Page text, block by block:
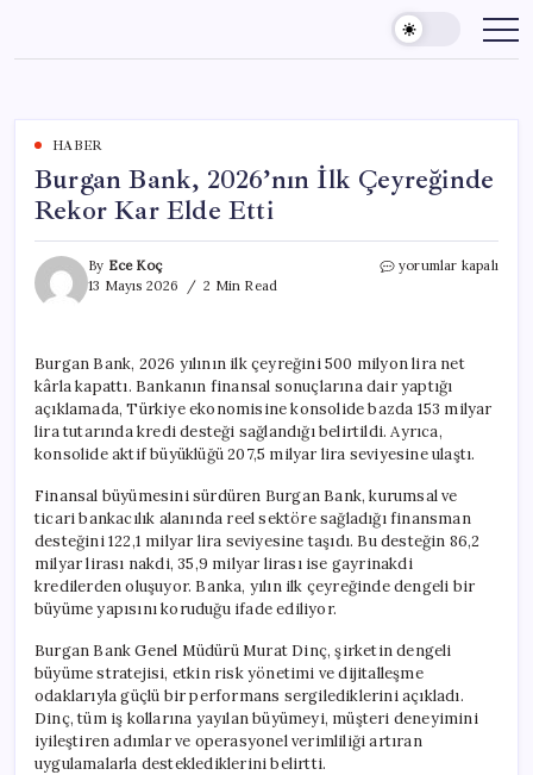
content
HABER
Burgan Bank, 2026’nın İlk Çeyreğinde
Rekor Kar Elde Etti
By Ece Koç
13 Mayıs 2026
2 Min Read
Burgan
Rekor
Kar
Elde
Etti
için
yorumlar kapalı
Burgan Bank, 2026 yılının ilk çeyreğini 500 milyon lira net
kârla kapattı. Bankanın finansal sonuçlarına dair yaptığı
açıklamada, Türkiye ekonomisine konsolide bazda 153 milyar
lira tutarında kredi desteği sağlandığı belirtildi. Ayrıca,
konsolide aktif büyüklüğü 207,5 milyar lira seviyesine ulaştı.
Finansal büyümesini sürdüren Burgan Bank, kurumsal ve
ticari bankacılık alanında reel sektöre sağladığı finansman
desteğini 122,1 milyar lira seviyesine taşıdı. Bu desteğin 86,2
milyar lirası nakdi, 35,9 milyar lirası ise gayrinakdi
kredilerden oluşuyor. Banka, yılın ilk çeyreğinde dengeli bir
büyüme yapısını koruduğu ifade ediliyor.
Burgan Bank Genel Müdürü Murat Dinç, şirketin dengeli
büyüme stratejisi, etkin risk yönetimi ve dijitalleşme
odaklarıyla güçlü bir performans sergilediklerini açıkladı.
Dinç, tüm iş kollarına yayılan büyümeyi, müşteri deneyimini
iyileştiren adımlar ve operasyonel verimliliği artıran
uygulamalarla desteklediklerini belirtti.